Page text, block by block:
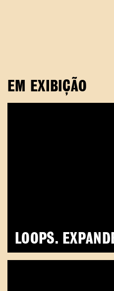
EM EXIBIÇÃO
LOOPS.